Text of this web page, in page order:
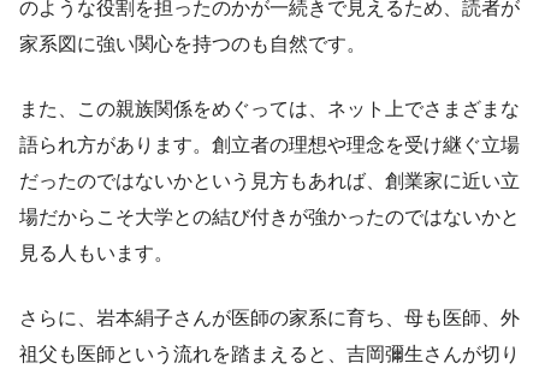
のような役割を担ったのかが一続きで見えるため、読者が
家系図に強い関心を持つのも自然です。
また、この親族関係をめぐっては、ネット上でさまざまな
語られ方があります。創立者の理想や理念を受け継ぐ立場
だったのではないかという見方もあれば、創業家に近い立
場だからこそ大学との結び付きが強かったのではないかと
見る人もいます。
さらに、岩本絹子さんが医師の家系に育ち、母も医師、外
祖父も医師という流れを踏まえると、吉岡彌生さんが切り